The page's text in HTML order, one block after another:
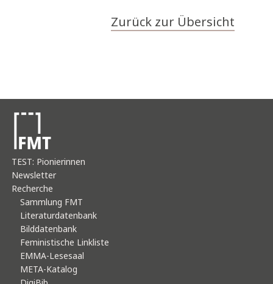
Zurück zur Übersicht
TEST: Pionierinnen
Newsletter
Recherche
Sammlung FMT
Literaturdatenbank
Bilddatenbank
Feministische Linkliste
EMMA-Lesesaal
META-Katalog